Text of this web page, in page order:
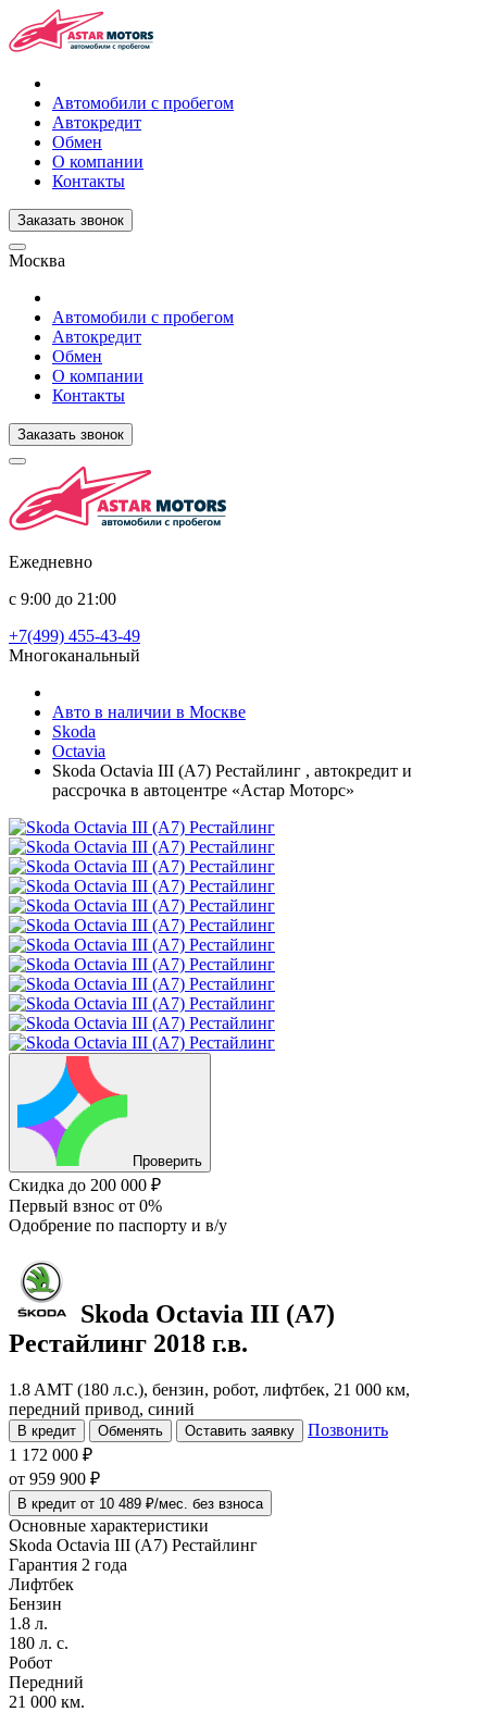
Автомобили с пробегом
Автокредит
Обмен
О компании
Контакты
Заказать звонок
Москва
Автомобили с пробегом
Автокредит
Обмен
О компании
Контакты
Заказать звонок
Ежедневно
с 9:00 до 21:00
+7(499) 455-43-49
Многоканальный
Авто в наличии в Москве
Skoda
Octavia
Skoda Octavia III (A7) Рестайлинг , автокредит и
рассрочка в автоцентре «Астар Моторс»
Проверить
Скидка до 200 000 ₽
Первый взнос от 0%
Одобрение по паспорту и в/у
Skoda Octavia III (A7)
Рестайлинг 2018 г.в.
1.8 AMT (180 л.с.), бензин, робот, лифтбек, 21 000 км,
передний привод, синий
В кредит Обменять Оставить заявку
Позвонить
1 172 000 ₽
от 959 900 ₽
В кредит от 10 489 ₽/мес. без взноса
Основные характеристики
Skoda Octavia III (A7) Рестайлинг
Гарантия 2 года
Лифтбек
Бензин
1.8 л.
180 л. с.
Робот
Передний
21 000 км.